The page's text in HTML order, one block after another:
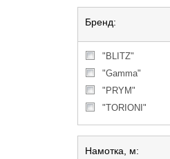
Бренд:
"BLITZ"
"Gamma"
"PRYM"
"TORIONI"
Намотка, м: